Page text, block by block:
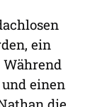
ein
einen